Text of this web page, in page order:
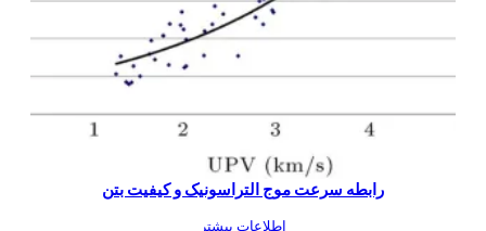
رابطه سرعت موج التراسونیک و کیفیت بتن
اطلاعات بیشتر